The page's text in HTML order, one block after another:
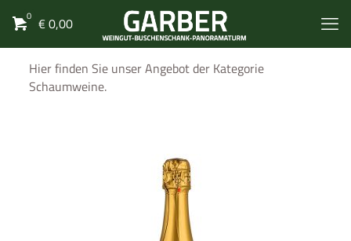
0 €0,00
Hier finden Sie unser Angebot der Kategorie
Schaumweine.